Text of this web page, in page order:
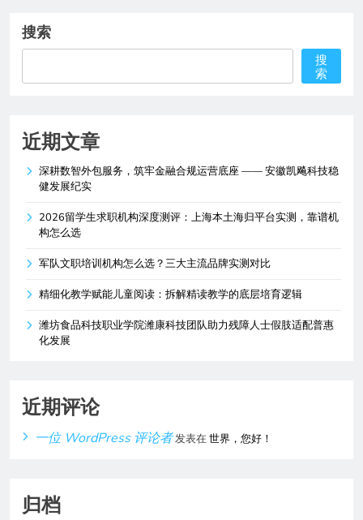
搜索
搜
索
近期文章
深耕数智外包服务，筑牢金融合规运营底座 —— 安徽凯飚科技稳
健发展纪实
2026留学生求职机构深度测评：上海本土海归平台实测，靠谱机
构怎么选
军队文职培训机构怎么选？三大主流品牌实测对比
精细化教学赋能儿童阅读：拆解精读教学的底层培育逻辑
潍坊食品科技职业学院潍康科技团队助力残障人士假肢适配普惠
化发展
近期评论
一位 WordPress 评论者发表在世界，您好！
归档